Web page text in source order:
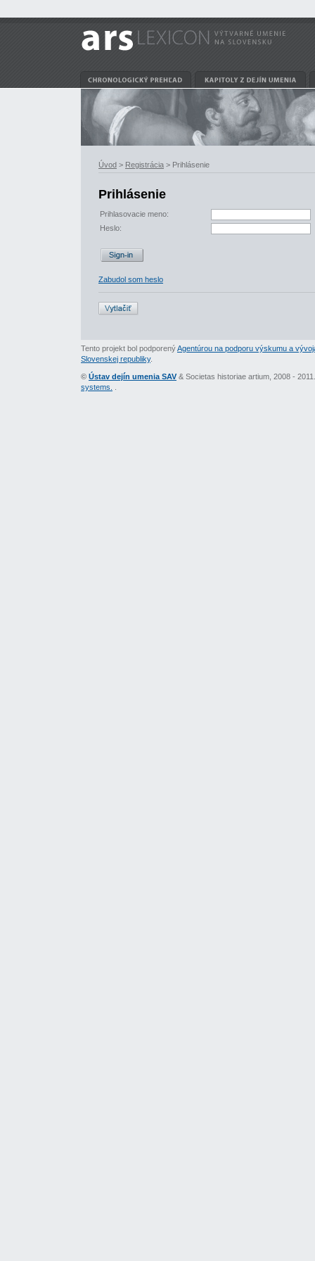
Úvod > Registrácia > Prihlásenie
Prihlásenie
Prihlasovacie meno:
Heslo:
Zabudol som heslo
Tento projekt bol podporenýAgentúrou na podporu výskumu a
Slovenskej republiky.
© Ústav dejín umenia SAV & Societas historiae artium, 2008 -
systems.